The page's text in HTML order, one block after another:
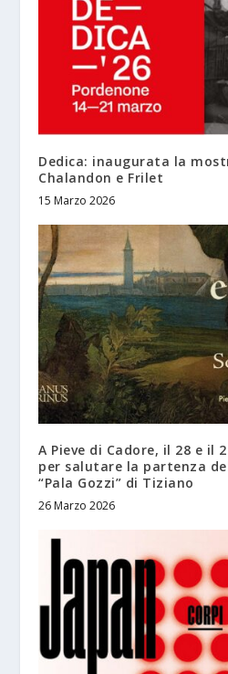
Dedica: inaugurata la
Chalandon e Frilet
15 Marzo 2026
A Pieve di Cadore, il 28 e il
per salutare la partenza
“Pala Gozzi” di Tiziano
26 Marzo 2026